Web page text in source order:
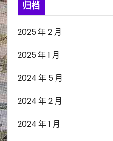
归档
2025 年 2 月
2025 年 1 月
2024 年 5 月
2024 年 2 月
2024 年 1 月